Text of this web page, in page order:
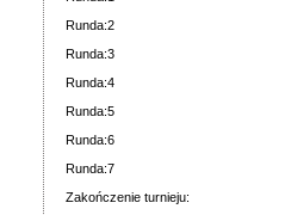
Runda:2
Runda:3
Runda:4
Runda:5
Runda:6
Runda:7
Zakończenie turnieju: